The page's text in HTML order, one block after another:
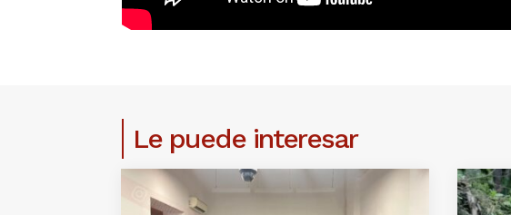
Le puede interesar